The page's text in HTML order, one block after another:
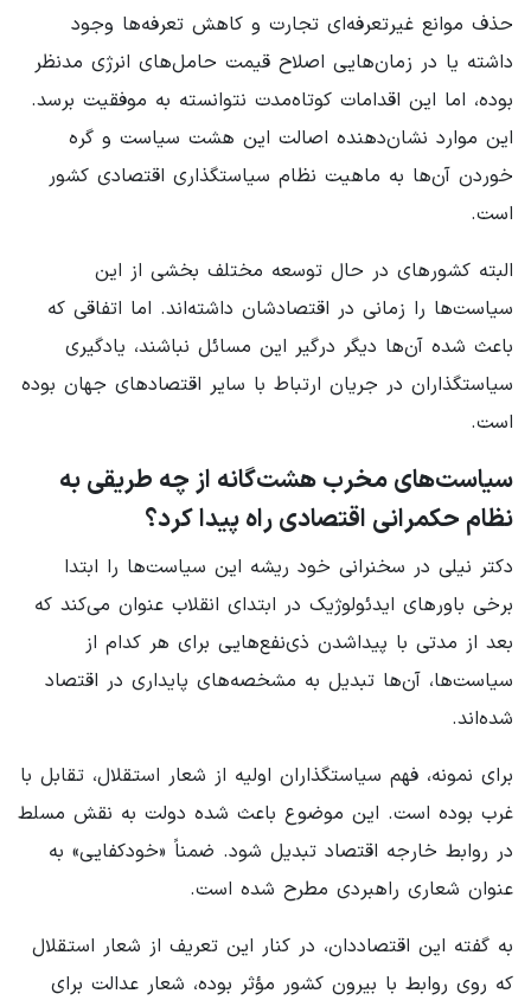
حذف موانع غیرتعرفه‌ای تجارت و کاهش تعرفه‌ها وجود
داشته یا در زمان‌هایی اصلاح قیمت حامل‌های انرژی مدنظر
بوده، اما این اقدامات کوتاه‌مدت نتوانسته به موفقیت برسد.
این موارد نشان‌دهنده اصالت این هشت سیاست و گره
خوردن آن‌ها به ماهیت نظام سیاستگذاری اقتصادی کشور
است.
البته کشورهای در حال توسعه مختلف بخشی از این
سیاست‌ها را زمانی در اقتصادشان داشته‌اند. اما اتفاقی که
باعث شده آن‌ها دیگر درگیر این مسائل نباشند، یادگیری
سیاستگذاران در جریان ارتباط با سایر اقتصادهای جهان بوده
است.
سیاست‌های مخرب هشت‌گانه از چه طریقی به
نظام حکمرانی اقتصادی راه پیدا کرد؟
دکتر نیلی در سخنرانی خود ریشه این سیاست‌ها را ابتدا
برخی باورهای ایدئولوژیک در ابتدای انقلاب عنوان می‌کند که
بعد از مدتی با پیداشدن ذی‌نفع‌هایی برای هر کدام از
سیاست‌ها، آن‌ها تبدیل به مشخصه‌های پایداری در اقتصاد
شده‌اند.
برای نمونه، فهم سیاستگذاران اولیه از شعار استقلال، تقابل با
غرب بوده است. این موضوع باعث شده دولت به نقش مسلط
در روابط خارجه اقتصاد تبدیل شود. ضمناً «خودکفایی» به
عنوان شعاری راهبردی مطرح شده است.
به گفته این اقتصاددان، در کنار این تعریف از شعار استقلال
که روی روابط با بیرون کشور مؤثر بوده، شعار عدالت برای